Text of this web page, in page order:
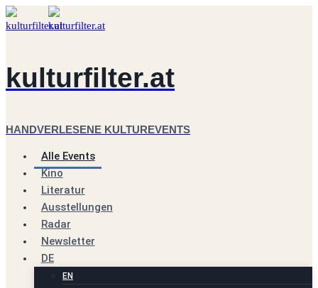
Zum
Inhalt
kulturfilter.at
HANDVERLESENE KULTUREVENTS
Alle Events
Kino
Literatur
Ausstellungen
Radar
Newsletter
DE
EN